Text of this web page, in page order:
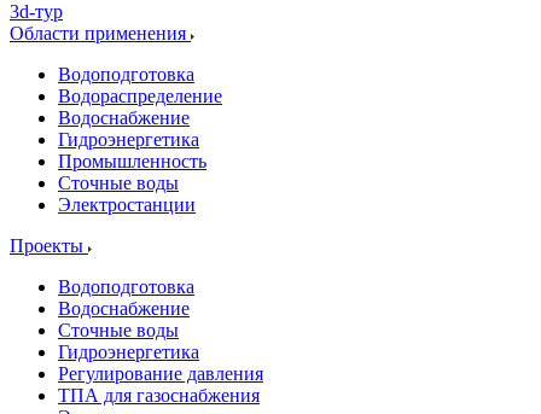
3d-тур
Области применения
Водоподготовка
Водораспределение
Водоснабжение
Гидроэнергетика
Промышленность
Сточные воды
Электростанции
Проекты
Водоподготовка
Водоснабжение
Сточные воды
Гидроэнергетика
Регулирование давления
ТПА для газоснабжения